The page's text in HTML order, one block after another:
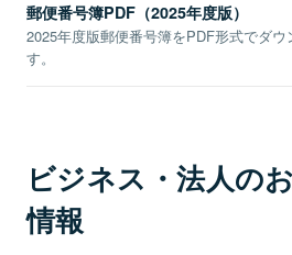
郵便番号簿PDF（2025年度版）
2025年度版郵便番号簿をPDF形式でダウ
す。
ビジネス・法人の
情報